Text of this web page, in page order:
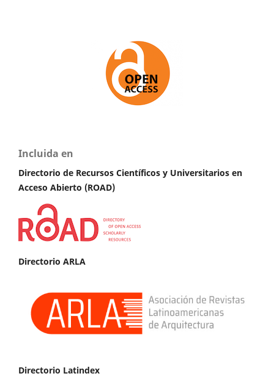
Incluida en
Directorio de Recursos Científicos y Universitarios en
Acceso Abierto (ROAD)
Directorio ARLA
Directorio Latindex